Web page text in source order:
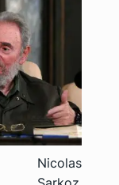
Nicolas